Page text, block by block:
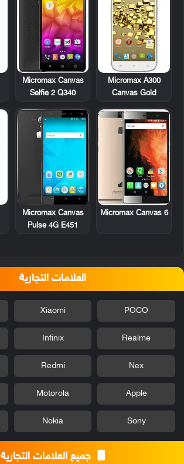
Micromax A300
Canvas Gold
Micromax Canvas
Selfie 2 Q340
Micromax Canvas 6
Micromax Canvas
Pulse 4G E451
العلامات التجارية
POCO
Xiaomi
Realme
Infinix
Nex
Redmi
Apple
Motorola
Sony
Nokia
جميع العلامات التجارية